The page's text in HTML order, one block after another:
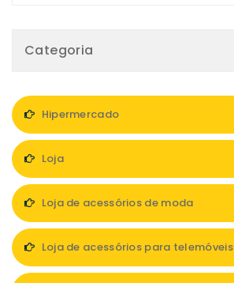
Categoria
Hipermercado
Loja
Loja de acessórios de moda
Loja de acessórios para telemóveis